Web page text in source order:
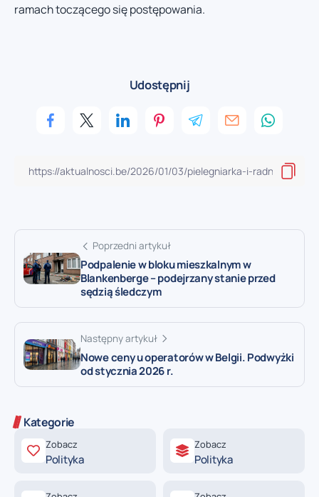
ramach toczącego się postępowania.
Udostępnij
Poprzedni artykuł
Podpalenie w bloku mieszkalnym w
Blankenberge – podejrzany stanie przed
sędzią śledczym
Następny artykuł
Nowe ceny u operatorów w Belgii. Podwyżki
od stycznia 2026 r.
Kategorie
Zobacz
Polityka
Zobacz
Polityka